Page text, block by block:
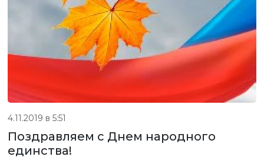
Поздравляем с Днем народного
единства!
4.11.2019 в 5:51